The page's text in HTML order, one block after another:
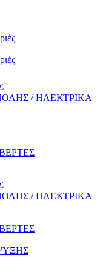
/ ΗΛΕΚΤΡΙΚΑ
/ ΗΛΕΚΤΡΙΚΑ